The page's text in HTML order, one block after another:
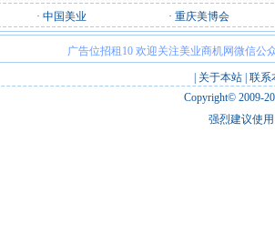
· 中国美业 · 重庆美博会
广告位招租10 欢迎关注美业商机网微信公
关于本站 联系
Copyright© 2009-
强烈建议使